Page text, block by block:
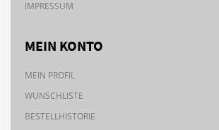
IMPRESSUM
MEIN KONTO
MEIN PROFIL
WUNSCHLISTE
BESTELLHISTORIE